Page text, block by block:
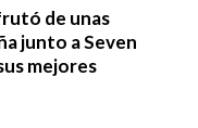
de unas
junto a Seven
mejores